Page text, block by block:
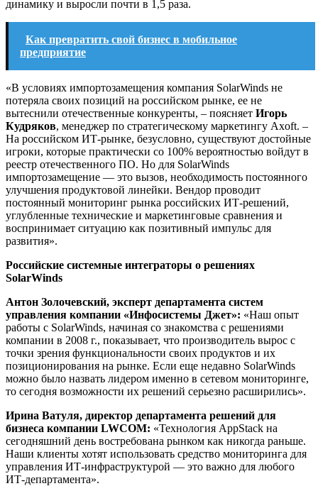
динамику и выросли почти в 1,5 раза.
Как превратить свой бизнес в мобильное
предприятие
«В условиях импортозамещения компания SolarWinds не
потеряла своих позиций на российском рынке, ее не
вытеснили отечественные конкуренты, – поясняет Игорь
Кудряков, менеджер по стратегическому маркетингу Axoft. –
На российском ИТ-рынке, безусловно, существуют достойные
игроки, которые практически со 100% вероятностью войдут в
реестр отечественного ПО. Но для SolarWinds
импортозамещение — это вызов, необходимость постоянного
улучшения продуктовой линейки. Вендор проводит
постоянный мониторинг рынка российских ИТ-решений,
углубленные технические и маркетинговые сравнения и
воспринимает ситуацию как позитивный импульс для
развития».
Российские системные интеграторы о решениях
SolarWinds
Антон Золочевский, эксперт департамента систем
управления компании «Инфосистемы Джет»: «Наш опыт
работы с SolarWinds, начиная со знакомства с решениями
компании в 2008 г., показывает, что производитель вырос с
точки зрения функциональности своих продуктов и их
позиционирования на рынке. Если еще недавно SolarWinds
можно было назвать лидером именно в сетевом мониторинге,
то сегодня возможности их решений серьезно расширились».
Ирина Ватуля, директор департамента решений для
бизнеса компании LWCOM: «Технология AppStack на
сегодняшний день востребована рынком как никогда раньше.
Наши клиенты хотят использовать средство мониторинга для
управления ИТ-инфраструктурой — это важно для любого
ИТ-департамента».